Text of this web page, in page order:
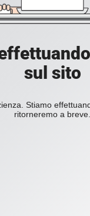
sul sito
Stiamo
ritorneremo a breve.